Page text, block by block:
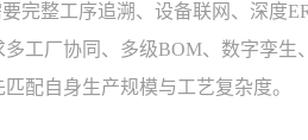
完整工序追溯、设备联网、深度
工厂协同、多级BOM、数字孪生
配自身生产规模与工艺复杂度。